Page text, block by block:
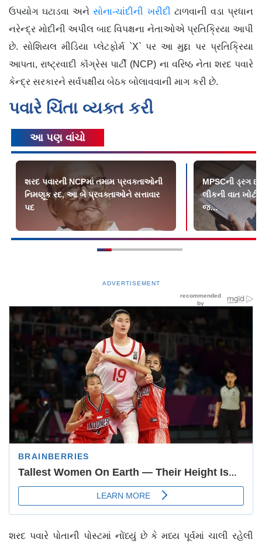
ઉપયોગ ઘટાડવા અનેસોના-ચાંદીની ખરીદી ટાળવાની વડા પ્રધાન
નરેન્દ્ર મોદીની અપીલ બાદ વિપક્ષના નેતાઓએ પ્રતિક્રિયા આપી
છે. સોશિયલ મીડિયા પ્લેટફોર્મ `X` પર આ મુદ્દા પર પ્રતિક્રિયા
આપતા, રાષ્ટ્રવાદી કૉંગ્રેસ પાર્ટી (NCP) ના વરિષ્ઠ નેતા શરદ પવારે
કેન્દ્ર સરકારને સર્વપક્ષીય બેઠક બોલાવવાની માગ કરી છે.
પવારે ચિંતા વ્યક્ત કરી
આ પણ વાંચો
શરદ પવારની NCPમાં તમામ પ્રવક્તાઓની
નિમણૂક રદ, આ બે પ્રવક્તાઓને સત્તાવાર
પદ
MPSCની ડ્રગ
લીકની વાત
જ…
ADVERTISEMENT
શરદ પવારે પોતાની પોસ્ટમાં નોંધ્યું છે કે મધ્ય પૂર્વમાં ચાલી રહેલી